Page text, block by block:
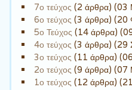
7ο τεύχος (2 άρθρα) (03
6ο τεύχος (3 άρθρα) (20
5ο Τεύχος (14 άρθρα)
4ο τεύχος (3 άρθρα) (29
3ο τεύχος (11 άρθρα)
2ο τεύχος (9 άρθρα) (07
1ο τεύχος (12 άρθρα)